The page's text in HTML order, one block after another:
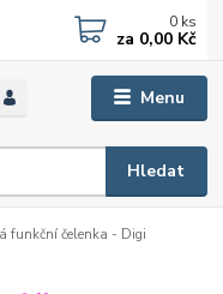
Menu
Hledat
0 ks
za 0,00 Kč
funkční čelenka - Digi